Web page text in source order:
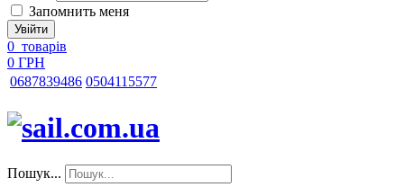
Запомнить меня
0 товарів
0 ГРН
0687839486 0504115577
Пошук...